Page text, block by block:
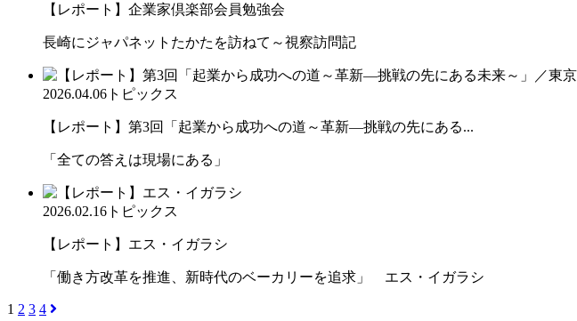
【レポート】企業家倶楽部会員勉強会
長崎にジャパネットたかたを訪ねて～視察訪問記
2026.04.06 トピックス
【レポート】第3回「起業から成功への道～革新―挑戦の先にある...
「全ての答えは現場にある」
2026.02.16 トピックス
【レポート】エス・イガラシ
「働き方改革を推進、新時代のベーカリーを追求」 エス・イガラシ
1 2 3 4